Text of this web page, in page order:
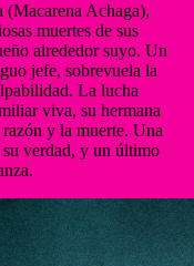
(Macarena Achaga),
muertes de sus
alrededor suyo. Un
jefe, sobrevuela la
La lucha
viva, su hermana
y la muerte. Una
su verdad, y un último